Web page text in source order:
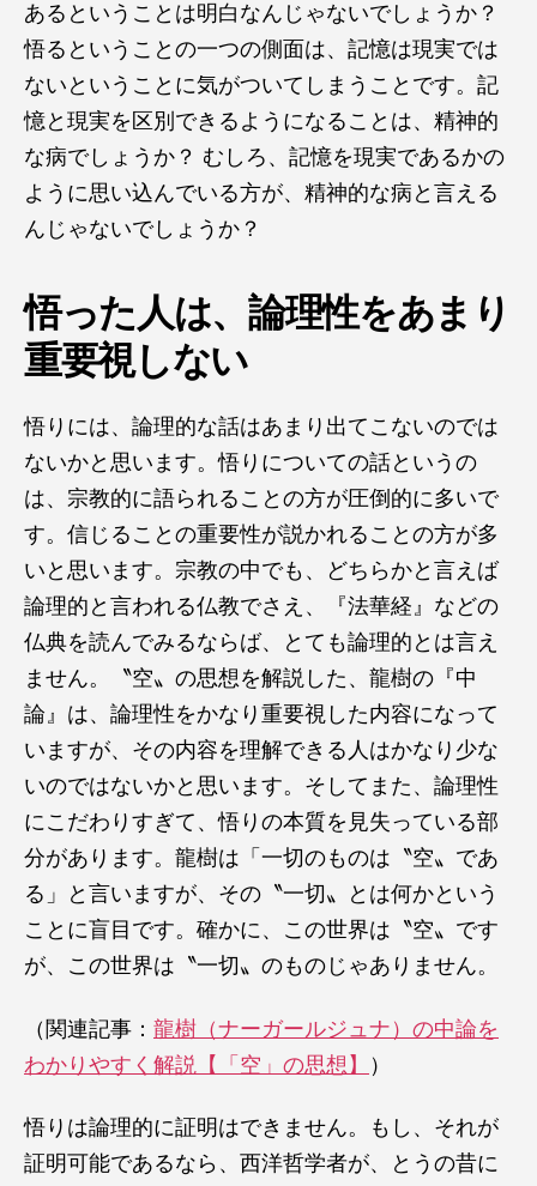
あるということは明白なんじゃないでしょうか？
悟るということの一つの側面は、記憶は現実では
ないということに気がついてしまうことです。記
憶と現実を区別できるようになることは、精神的
な病でしょうか？ むしろ、記憶を現実であるかの
ように思い込んでいる方が、精神的な病と言える
んじゃないでしょうか？
悟った人は、論理性をあまり
重要視しない
悟りには、論理的な話はあまり出てこないのでは
ないかと思います。悟りについての話というの
は、宗教的に語られることの方が圧倒的に多いで
す。信じることの重要性が説かれることの方が多
いと思います。宗教の中でも、どちらかと言えば
論理的と言われる仏教でさえ、『法華経』などの
仏典を読んでみるならば、とても論理的とは言え
ません。〝空〟の思想を解説した、龍樹の『中
論』は、論理性をかなり重要視した内容になって
いますが、その内容を理解できる人はかなり少な
いのではないかと思います。そしてまた、論理性
にこだわりすぎて、悟りの本質を見失っている部
分があります。龍樹は「一切のものは〝空〟であ
る」と言いますが、その〝一切〟とは何かという
ことに盲目です。確かに、この世界は〝空〟です
が、この世界は〝一切〟のものじゃありません。
（関連記事： 龍樹（ナーガールジュナ）の中論を
わかりやすく解説【「空」の思想】
）
悟りは論理的に証明はできません。もし、それが
証明可能であるなら、西洋哲学者が、とうの昔に